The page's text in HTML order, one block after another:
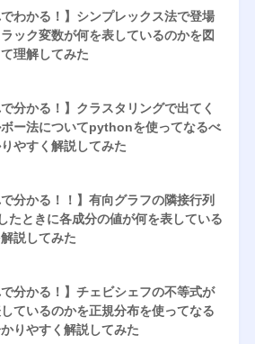
でわかる！】シンプレックス法で登場
ック変数が何を表しているのかを図
理解してみた
で分かる！】クラスタリングで出てく
ー法についてpythonを使ってなるべ
やすく解説してみた
で分かる！！】有向グラフの隣接行列
たときに各成分の値が何を表している
説してみた
で分かる！】チェビシェフの不等式が
ているのかを正規分布を使ってなる
りやすく解説してみた